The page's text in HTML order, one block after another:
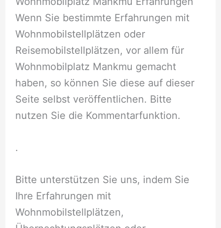
Wenn Sie bestimmte Erfahrungen mit
Wohnmobilstellplätzen oder
Reisemobilstellplätzen, vor allem für
Wohnmobilplatz Mankmu gemacht
haben, so können Sie diese auf dieser
Seite selbst veröffentlichen. Bitte
nutzen Sie die Kommentarfunktion.
.
Bitte unterstützen Sie uns, indem Sie
Ihre Erfahrungen mit
Wohnmobilstellplätzen,